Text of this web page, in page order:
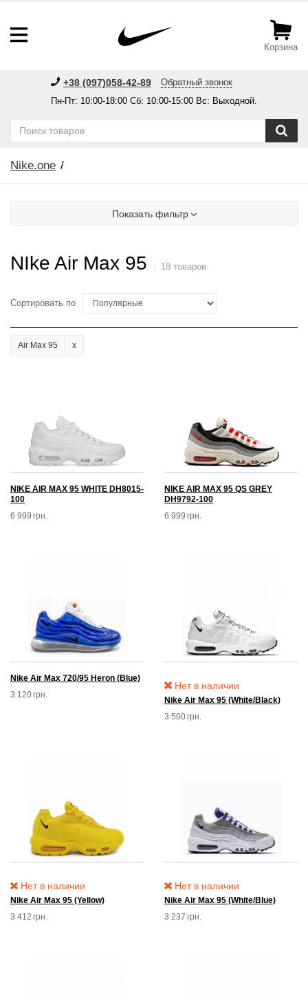
Корзина
+38 (097)058-42-89
Обратный звонок
Пн-Пт: 10:00-18:00 Сб: 10:00-15:00 Вс: Выходной.
Nike.one
Показать фильтр
NIke Air Max 95 18 товаров
Сортировать по
Air Max 95
NIKE AIR MAX 95 WHITE DH8015-
100
6 999 грн.
NIKE AIR MAX 95 QS GREY
DH9792-100
6 999 грн.
Nike Air Max 720/95 Heron (Blue)
3 120грн.
Нет в наличии
Nike Air Max 95 (White/Black)
3 500грн.
Нет в наличии
Nike Air Max 95 (Yellow)
3 412 грн.
Нет в наличии
Nike Air Max 95 (White/Blue)
3 237 грн.